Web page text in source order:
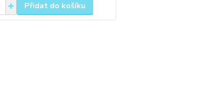
Přidat do košíku